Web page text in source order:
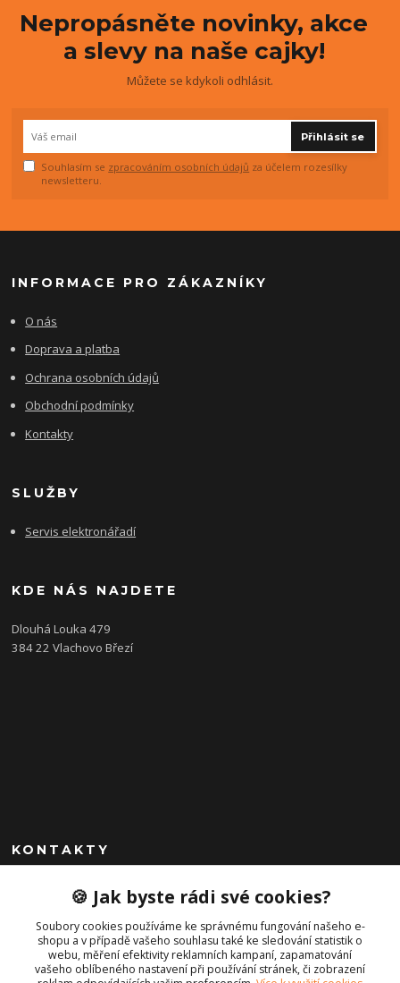
Nepropásněte novinky, akce
a slevy na naše cajky!
Můžete se kdykoli odhlásit.
Přihlásit se
Souhlasím se zpracováním osobních údajů za účelem rozesílky
newsletteru.
INFORMACE PRO ZÁKAZNÍKY
O nás
Doprava a platba
Ochrana osobních údajů
Obchodní podmínky
Kontakty
SLUŽBY
Servis elektronářadí
KDE NÁS NAJDETE
Dlouhá Louka 479
384 22 Vlachovo Březí
KONTAKTY
+420 792 757 523
obchod@cajkservis.cz
🍪 Jak byste rádi své cookies?
Soubory cookies používáme ke správnému fungování našeho e-
shopu a v případě vašeho souhlasu také ke sledování statistik o
webu, měření efektivity reklamních kampaní, zapamatování
vašeho oblíbeného nastavení při používání stránek, či zobrazení